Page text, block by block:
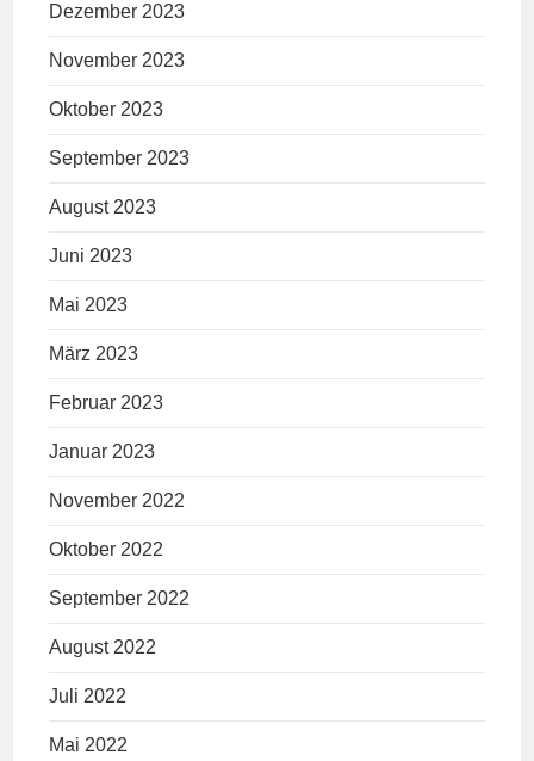
Dezember 2023
November 2023
Oktober 2023
September 2023
August 2023
Juni 2023
Mai 2023
März 2023
Februar 2023
Januar 2023
November 2022
Oktober 2022
September 2022
August 2022
Juli 2022
Mai 2022